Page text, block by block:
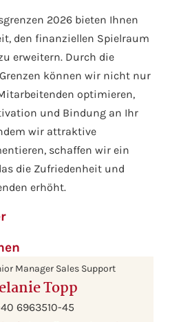
2026 bieten Ihnen
den finanziellen Spielraum
erweitern. Durch die
können wir nicht nur
optimieren,
und Bindung an Ihr
wir attraktive
schaffen wir ein
die Zufriedenheit und
erhöht.
Manager Sales Support
Topp
6963510-45